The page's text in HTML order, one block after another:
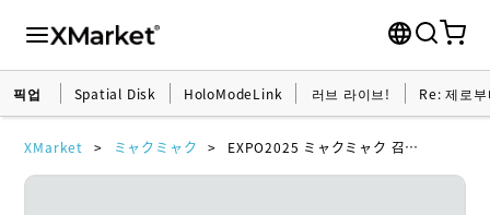
픽업 Spatial Disk HoloModeLink 러브 라이브! Re: 제로
XMarket ミャクミャク EXPO2025 ミャクミャク 召喚 No.2 あそぼう～！(黒ミャクミャクver.)